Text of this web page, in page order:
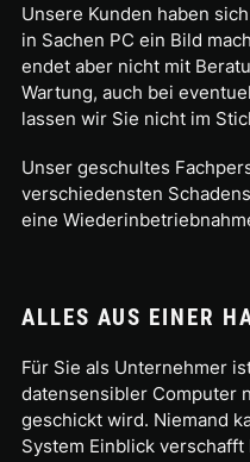
Unsere Kunden haben
in Sachen PC ein Bild
endet aber nicht mit
Wartung, auch bei
lassen wir Sie nicht im
Unser geschultes
verschiedensten
eine
ALLES AUS EINER
Für Sie als Unternehmer
datensensibler Computer
geschickt wird. Niemand
System Einblick